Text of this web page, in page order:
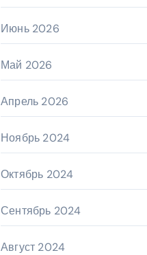
Июнь 2026
Май 2026
Апрель 2026
Ноябрь 2024
Октябрь 2024
Сентябрь 2024
Август 2024